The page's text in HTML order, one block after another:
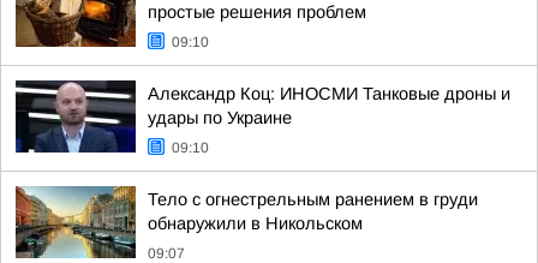
простые решения проблем
09:10
Александр Коц: ИНОСМИ Танковые дроны и
удары по Украине
09:10
Тело с огнестрельным ранением в груди
обнаружили в Никольском
09:07